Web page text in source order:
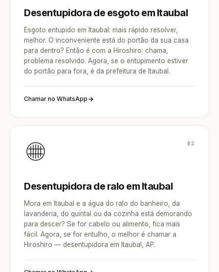
Desentupidora de esgoto em Itaubal
Esgoto entupido em Itaubal: mais rápido resolver,
melhor. O inconveniente está do portão da sua casa
para dentro? Então é com a Hiroshiro: chama,
problema resolvido. Agora, se o entupimento estiver
do portão para fora, é da prefeitura de Itaubal.
Chamar no WhatsApp
02
Desentupidora de ralo em Itaubal
Mora em Itaubal e a água do ralo do banheiro, da
lavanderia, do quintal ou da cozinha está demorando
para descer? Se for cabelo ou alimento, fica mais
fácil. Agora, se for entulho, o melhor é chamar a
Hiroshiro — desentupidora em Itaubal, AP.